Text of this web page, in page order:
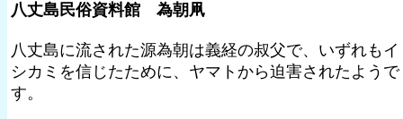
八丈島民俗資料館 為朝凧
八丈島に流された源為朝は義経の叔父で、いずれもイ
シカミを信じたために、ヤマトから迫害されたようで
す。